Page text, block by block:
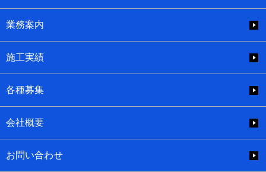
業務案内
施工実績
各種募集
会社概要
お問い合わせ